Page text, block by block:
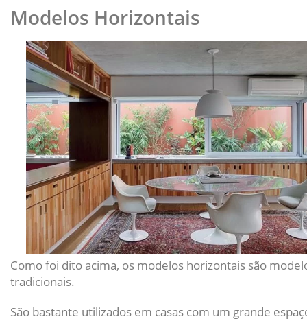
Modelos Horizontais
Como foi dito acima, os modelos horizontais são
tradicionais.
São bastante utilizados em casas com um grande